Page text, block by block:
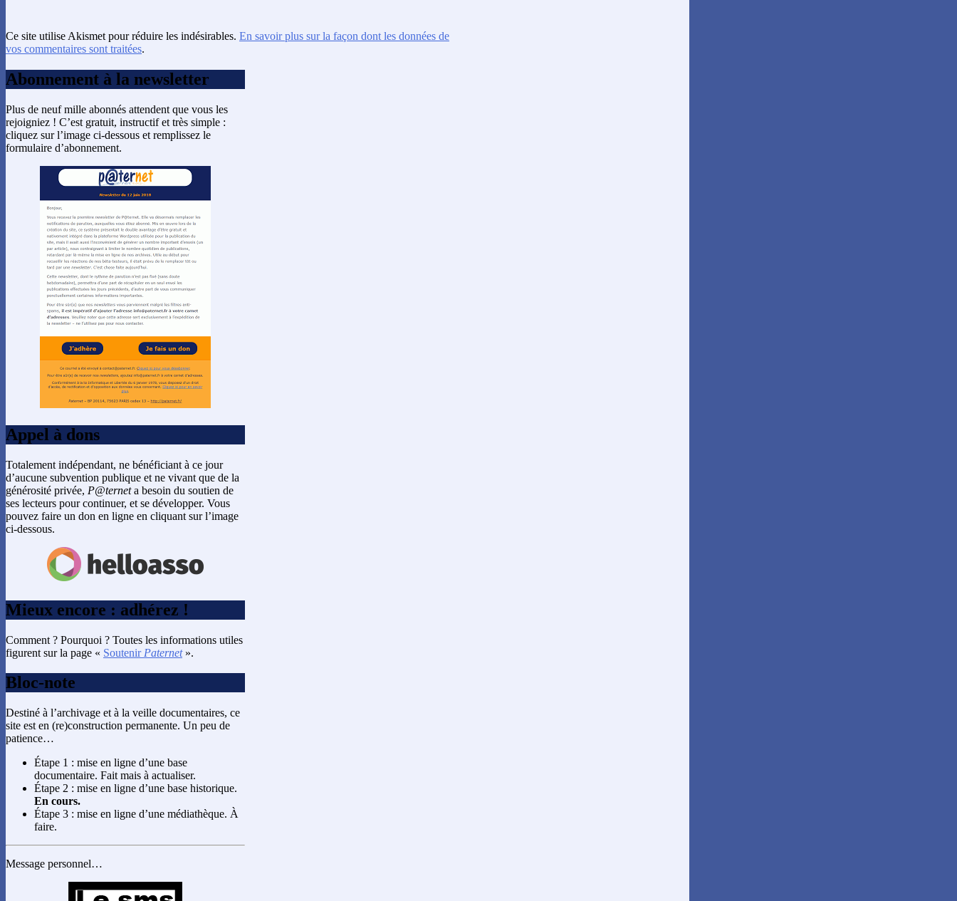
Ce site utilise Akismet pour réduire les indésirables. En savoir plus sur la façon dont les données de
vos commentaires sont traitées.
Abonnement à la newsletter
Plus de neuf mille abonnés attendent que vous les
rejoigniez ! C’est gratuit, instructif et très simple :
cliquez sur l’image ci-dessous et remplissez le
formulaire d’abonnement.
Appel à dons
Totalement indépendant, ne bénéficiant à ce jour
d’aucune subvention publique et ne vivant que de la
générosité privée, P@terneta besoin du soutien de
ses lecteurs pour continuer, et se développer. Vous
pouvez faire un don en ligne en cliquant sur l’image
ci-dessous.
Mieux encore : adhérez !
Comment ? Pourquoi ? Toutes les informations utiles
figurent sur la page « Soutenir Paternet».
Bloc-note
Destiné à l’archivage et à la veille documentaires, ce
site est en (re)construction permanente. Un peu de
patience…
Étape 1 : mise en ligne d’une base
documentaire. Fait mais à actualiser.
Étape 2 : mise en ligne d’une base historique.
En cours.
Étape 3 : mise en ligne d’une médiathèque. À
faire.
Message personnel…